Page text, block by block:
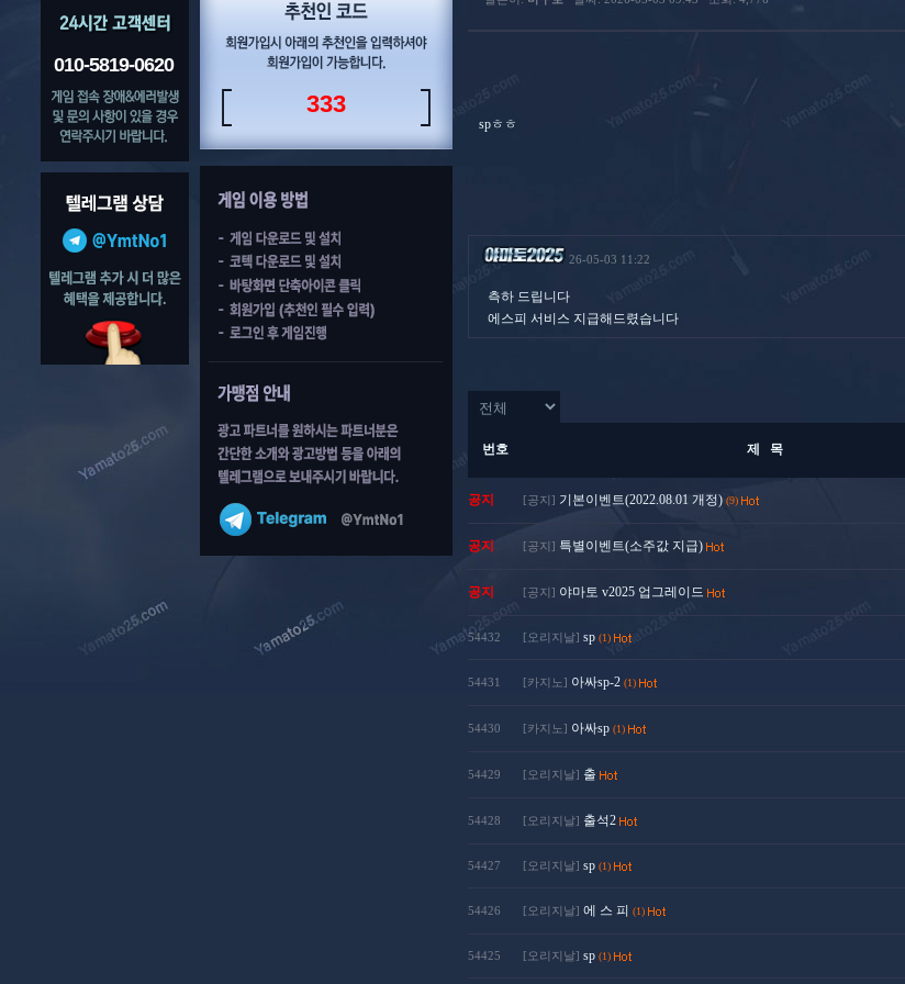
010-5819-0620
333
spㅎㅎ
26-05-03 11:22
측하 드립니다
에스피 서비스 지급해드렸습니다
번호 제 목
공지 [공지] 기본이벤트(2022.08.01 개정) (9)
공지 [공지] 특별이벤트(소주값 지급)
공지 [공지] 야마토 v2025 업그레이드
54432 [오리지날] sp (1)
54431 [카지노] 아싸sp-2 (1)
54430 [카지노] 아싸sp (1)
54429 [오리지날] 출
54428 [오리지날] 출석2
54427 [오리지날] sp (1)
54426 [오리지날] 에 스 피 (1)
54425 [오리지날] sp (1)